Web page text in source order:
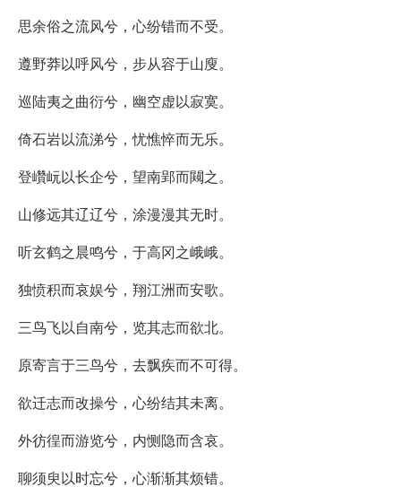
思余俗之流风兮，心纷错而不受。
遵野莽以呼风兮，步从容于山廋。
巡陆夷之曲衍兮，幽空虚以寂寞。
倚石岩以流涕兮，忧憔悴而无乐。
登巑岏以长企兮，望南郢而闚之。
山修远其辽辽兮，涂漫漫其无时。
听玄鹤之晨鸣兮，于高冈之峨峨。
独愤积而哀娱兮，翔江洲而安歌。
三鸟飞以自南兮，览其志而欲北。
原寄言于三鸟兮，去飘疾而不可得。
欲迁志而改操兮，心纷结其未离。
外彷徨而游览兮，内恻隐而含哀。
聊须臾以时忘兮，心渐渐其烦错。